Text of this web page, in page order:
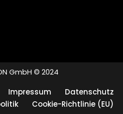
GmbH © 2024
Impressum
Datenschutz
Cookie-Richtlinie (EU)